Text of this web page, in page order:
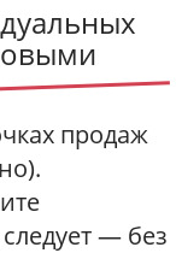
продаж
— без